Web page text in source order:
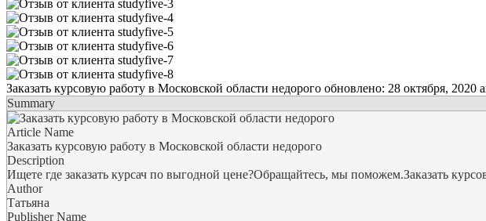
Заказать курсовую работу в Московской области недорого обновлено: 28 октября, 2020
Summary
Article Name
Заказать курсовую работу в Московской области недорого
Description
Ищете где заказать курсач по выгодной цене?Обращайтесь, мы поможем.Заказать
Author
Татьяна
Publisher Name